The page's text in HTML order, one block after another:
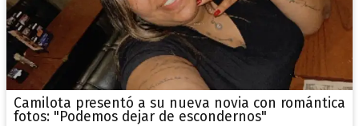
Camilota presentó a su nueva novia con romántica
fotos: "Podemos dejar de escondernos"